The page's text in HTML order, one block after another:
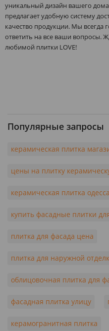
уникальный дизайн вашего
предлагает удобную систему
качество продукции. Мы
ответить на все ваши вопросы.
любимой плитки LOVE!
Популярные запросы
керамическая плитка
цены на плитку
керамическая плитка одесса
купить фасадные плитки
плитка для фасада цена
плитка для наружной
облицовочная плитка для
фасадная плитка улицу
керамогранитная плитка